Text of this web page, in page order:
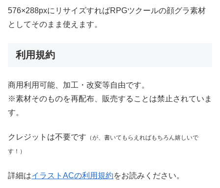
576×288pxにリサイズすればRPGツクールの顔グラ素材
としてそのまま使えます。
利用規約
商用利用可能、加工・改変等自由です。
※素材そのものを再配布、販売することは禁止されていま
す。
クレジットは不要です （が、書いてもらえればもちろん嬉しいで
す！）
詳細はイラストACの利用規約をお読みください。